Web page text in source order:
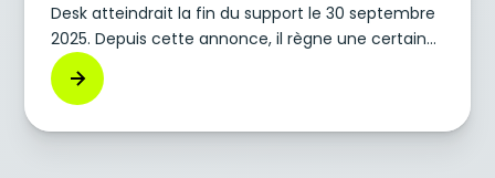
Desk atteindrait la fin du support le 30 septembre
2025. Depuis cette annonce, il règne une certaine
confusion quant à la signification de la date de fin
du support de Control Desk et aux options dont